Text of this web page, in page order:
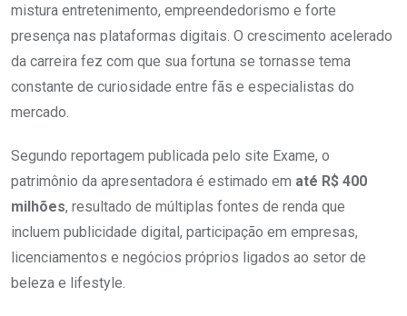
mistura entretenimento, empreendedorismo e forte
presença nas plataformas digitais. O crescimento acelerado
da carreira fez com que sua fortuna se tornasse tema
constante de curiosidade entre fãs e especialistas do
mercado.
Segundo reportagem publicada pelo site Exame, o
patrimônio da apresentadora é estimado em até R$ 400
milhões, resultado de múltiplas fontes de renda que
incluem publicidade digital, participação em empresas,
licenciamentos e negócios próprios ligados ao setor de
beleza e lifestyle.